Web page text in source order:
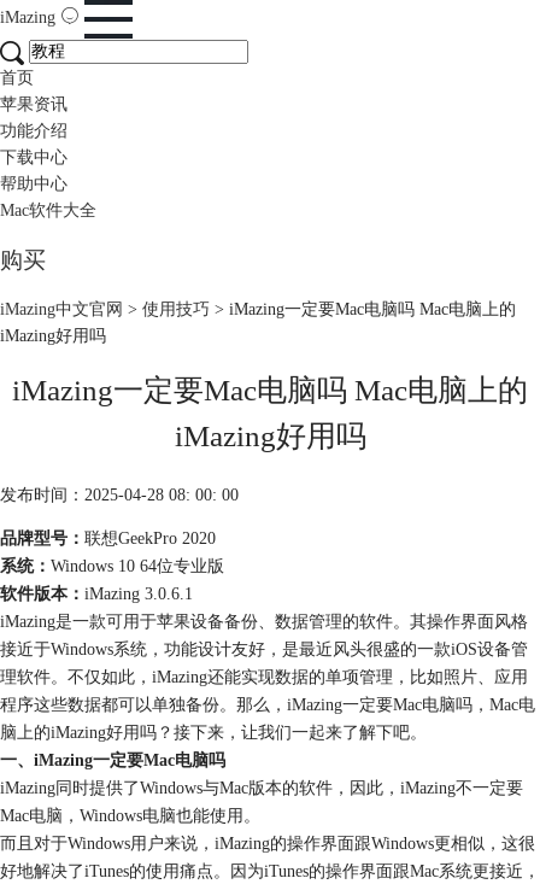
iMazing
首页
苹果资讯
功能介绍
下载中心
帮助中心
Mac软件大全
购买
iMazing中文官网 > 使用技巧 > iMazing一定要Mac电脑吗 Mac电脑上的
iMazing好用吗
iMazing一定要Mac电脑吗 Mac电脑上的
iMazing好用吗
发布时间：2025-04-28 08: 00: 00
品牌型号： 联想GeekPro 2020
系统： Windows 10 64位专业版
软件版本： iMazing 3.0.6.1
iMazing是一款可用于苹果设备备份、数据管理的软件。其操作界面风格
接近于Windows系统，功能设计友好，是最近风头很盛的一款iOS设备管
理软件。不仅如此，iMazing还能实现数据的单项管理，比如照片、应用
程序这些数据都可以单独备份。那么，iMazing一定要Mac电脑吗，Mac电
脑上的iMazing好用吗？接下来，让我们一起来了解下吧。
一、iMazing一定要Mac电脑吗
iMazing同时提供了Windows与Mac版本的软件，因此，iMazing不一定要
Mac电脑，Windows电脑也能使用。
而且对于Windows用户来说，iMazing的操作界面跟Windows更相似，这很
好地解决了iTunes的使用痛点。因为iTunes的操作界面跟Mac系统更接近，